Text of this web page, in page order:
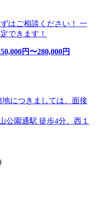
はご相談ください！ 一
できます！
円〜280,000円
につきましては、面接
公園通駅 徒歩4分、西１